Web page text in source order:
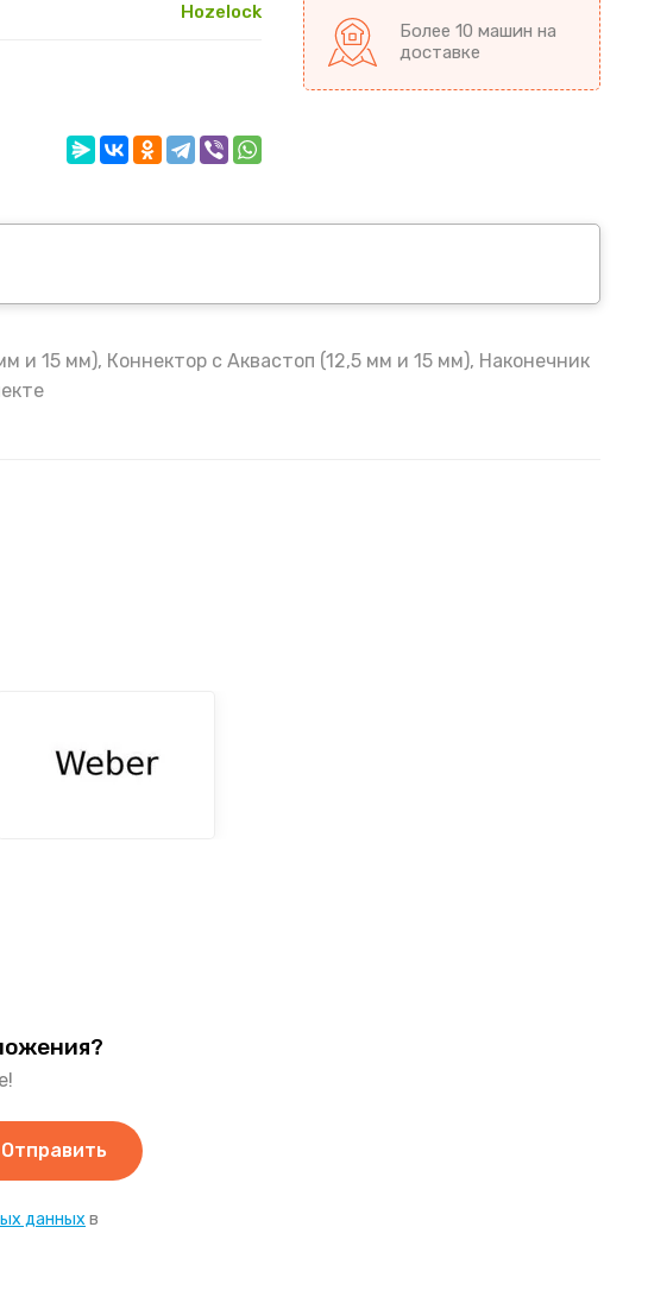
Hozelock
Более 10 машин на
доставке
и 15 мм), Коннектор с Аквастоп (12,5 мм и 15 мм), Наконечник
данных в
Отправить